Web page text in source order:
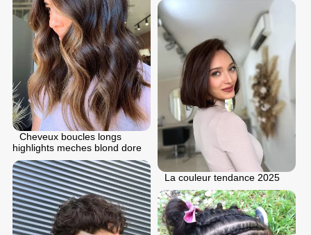
Cheveux boucles longs
highlights meches blond dore
La couleur tendance 2025